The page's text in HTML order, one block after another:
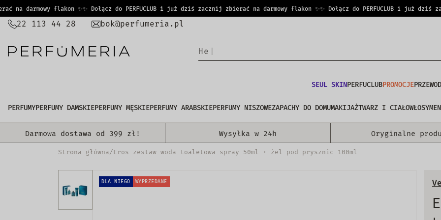
PRZEJDŹ
TREŚCI
na darmowy flakon ✨✨ Dołącz do PERFUCLUB i już dziś zacznij zbierać na darmowy flakon ✨✨ Dołącz do PERFUCLUB i już dziś
22 113 44 28 bok@perfumeria.pl
He
SEUL SKINPERFUCLUBPROMOCJE
PERFUMYPERFUMY DAMSKIEPERFUMY MĘSKIEPERFUMY ARABSKIEPERFUMY NISZOWEZAPACHY DO DOMUMAKIJAŻTWARZ I CIAŁOWŁOSYMEN
Darmowa dostawa od 399 zł! Wysyłka w 24h Oryginalne
Strona główna/Eros zestaw woda toaletowa spray 50ml + żel pod prysznic 100ml
DLA NIEGO WYPRZEDANE